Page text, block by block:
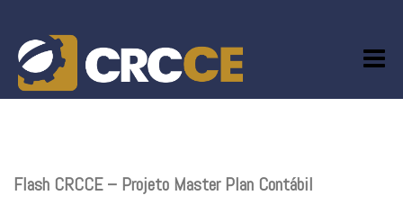
content
Flash CRCCE – Projeto Master Plan Contábil